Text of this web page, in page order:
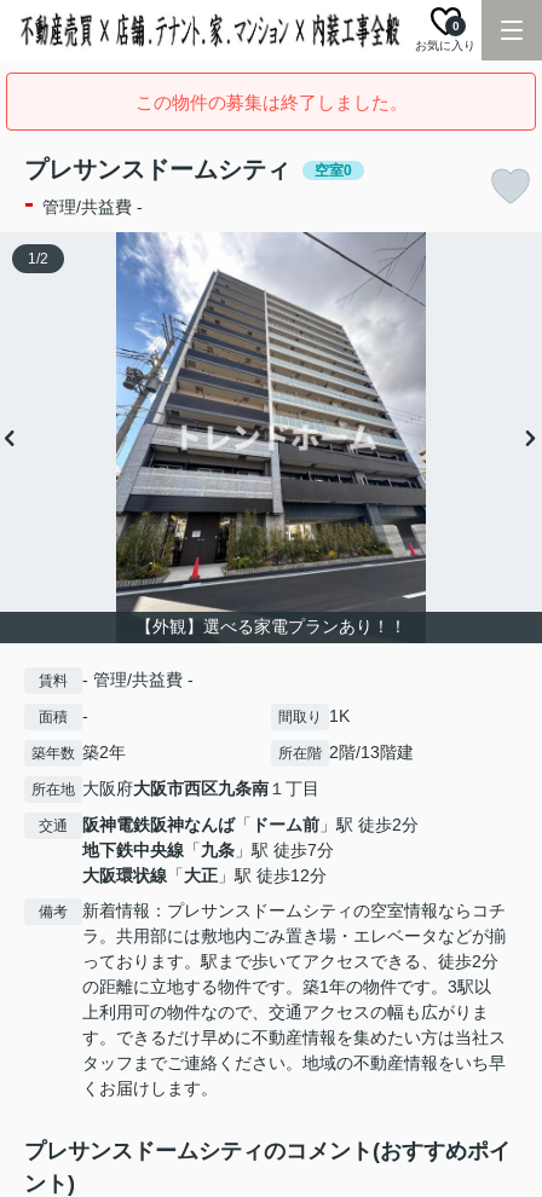
お気に入り
0
この物件の募集は終了しました。
プレサンスドームシティ 空室0
- 管理/共益費 -
【外観】選べる家電プランあり！！
1/2
賃料 - 管理/共益費 -
面積 - 間取り 1K
築年数 築2年 所在階 2階/13階建
所在地 大阪府大阪市西区九条南１丁目
交通 阪神電鉄阪神なんば「 ドーム前 」駅 徒歩2分
地下鉄中央線 「九条 」駅 徒歩7分
大阪環状線 「大正 」駅 徒歩12分
備考
新着情報：プレサンスドームシティの空室情報ならコチ
ラ。共用部には敷地内ごみ置き場・エレベータなどが揃
っております。駅まで歩いてアクセスできる、徒歩2分
の距離に立地する物件です。築1年の物件です。3駅以
上利用可の物件なので、交通アクセスの幅も広がりま
す。できるだけ早めに不動産情報を集めたい方は当社ス
タッフまでご連絡ください。地域の不動産情報をいち早
くお届けします。
プレサンスドームシティのコメント(おすすめポイ
ント)